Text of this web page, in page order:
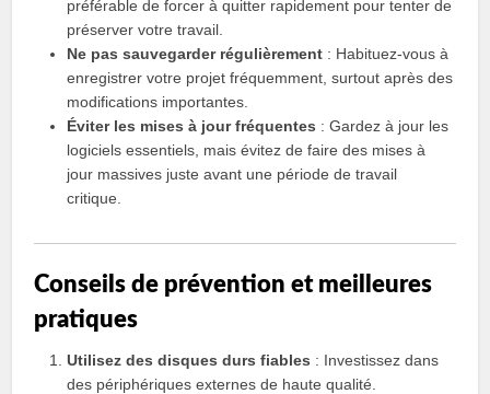
préférable de forcer à quitter rapidement pour tenter de
préserver votre travail.
Ne pas sauvegarder régulièrement : Habituez-vous à
enregistrer votre projet fréquemment, surtout après des
modifications importantes.
Éviter les mises à jour fréquentes : Gardez à jour les
logiciels essentiels, mais évitez de faire des mises à
jour massives juste avant une période de travail
critique.
Conseils de prévention et meilleures
pratiques
Utilisez des disques durs fiables : Investissez dans
des périphériques externes de haute qualité.